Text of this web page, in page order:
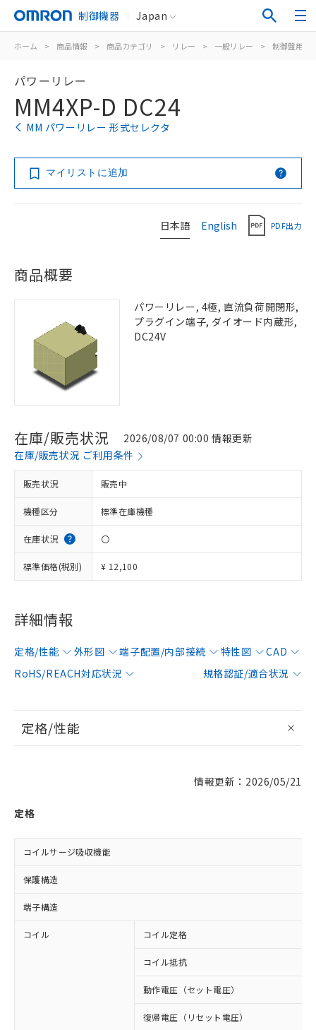
制御機器 Japan
ホーム > 商品情報 > 商品カテゴリ > リレー > 一般リレー > 制御盤用
パワーリレー
MM4XP-D DC24
MM パワーリレー 形式セレクタ
マイリストに追加
日本語 English PDF出力
商品概要
パワーリレー, 4極, 直流負荷開閉形,
プラグイン端子, ダイオード内蔵形,
DC24V
在庫/販売状況
2026/08/07 00:00 情報更新
在庫/販売状況 ご利用条件
販売状況 販売中
機種区分 標準在庫機種
在庫状況 〇
標準価格(税別) ¥ 12,100
詳細情報
定格/性能 外形図 端子配置/内部接続 特性図
CAD
RoHS/REACH対応状況
規格認証/適合状況
定格/性能
情報更新：2026/05/21
定格
コイルサージ吸収機能
保護構造
端子構造
コイル コイル定格
コイル抵抗
動作電圧（セット電圧）
復帰電圧（リセット電圧）